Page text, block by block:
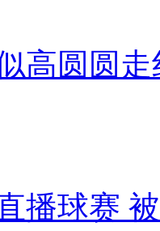
高圆圆走
播球赛